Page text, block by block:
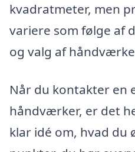
kvadratmeter, men
variere som følge af
og valg af
Når du kontakter en
håndværker, er det
klar idé om, hvad du